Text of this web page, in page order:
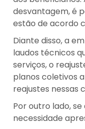
desvantagem, é
estão de acordo
Diante disso, a
laudos técnicos
serviços, o
planos coletivos
reajustes nessas
Por outro lado,
necessidade